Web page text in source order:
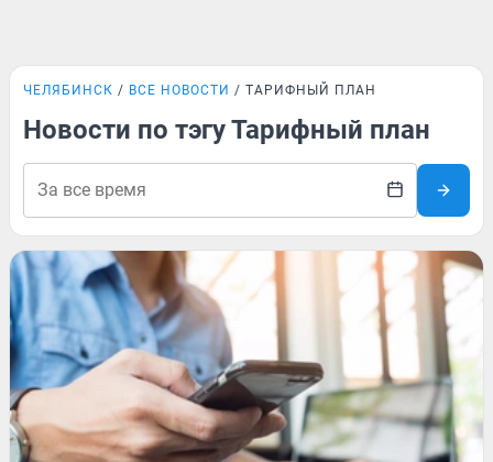
ЧЕЛЯБИНСК ВСЕ НОВОСТИ ТАРИФНЫЙ ПЛАН
Новости по тэгу Тарифный план